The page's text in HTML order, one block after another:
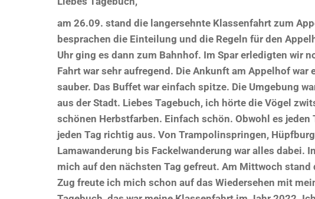
am 26.09. stand die langersehnte Klassenfahrt zum
besprachen die Einteilung und die Regeln für den
Uhr ging es dann zum Bahnhof. Im Spar erledigten wir
Fahrt war sehr aufregend. Die Ankunft am Appelhof
sauber. Das Buffet war einfach spitze. Die Umgebung
aus der Stadt. Liebes Tagebuch, ich hörte die Vögel
schönen Herbstfarben. Einfach schön. Obwohl es
jeden Tag richtig aus. Von Trampolinspringen,
Lamawanderung bis Fackelwanderung war alles
mich auf den nächsten Tag gefreut. Am Mittwoch
Zug freute ich mich schon auf das Wiedersehen mit